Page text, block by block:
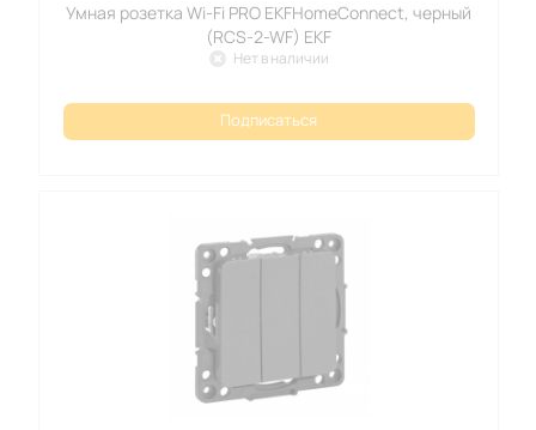
Умная розетка Wi-Fi PRO EKFHomeСonnect, черный
(RCS-2-WF) EKF
Нет в наличии
Подписаться